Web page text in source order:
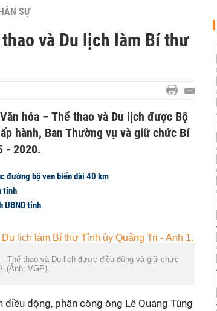
SỰ
và Du lịch làm Bí thư
hóa – Thể thao và Du lịch được Bộ
hành, Ban Thường vụ và giữ chức Bí
- 2020.
đường bộ ven biển dài 40 km
tỉnh
UBND tỉnh
Thể thao và Du lịch được điều động và giữ chức
(Ảnh: VGP).
động, phân công ông Lê Quang Tùng